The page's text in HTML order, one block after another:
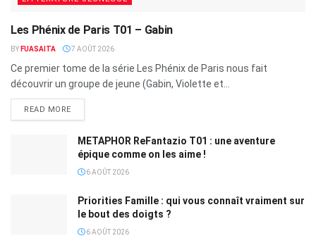
Les Phénix de Paris T01 – Gabin
BY FUASAITA 7 AOÛT 2026
Ce premier tome de la série Les Phénix de Paris nous fait
découvrir un groupe de jeune (Gabin, Violette et...
READ MORE
METAPHOR ReFantazio T01 : une aventure
épique comme on les aime !
6 AOÛT 2026
Priorities Famille : qui vous connaît vraiment sur
le bout des doigts ?
6 AOÛT 2026